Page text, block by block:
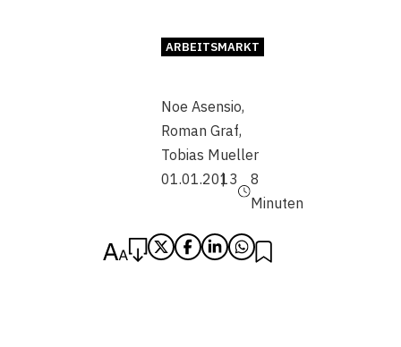
ARBEITSMARKT
Noe Asensio,
Roman Graf,
Tobias Mueller
01.01.2013
8
Minuten